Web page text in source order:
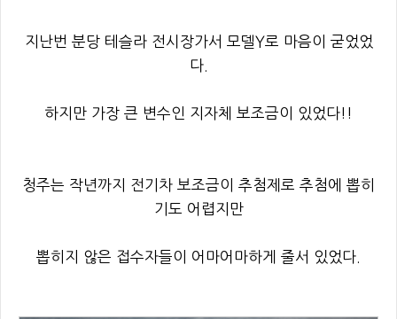
지난번 분당 테슬라 전시장가서 모델Y로 마음이 굳었었
다.
하지만 가장 큰 변수인 지자체 보조금이 있었다!!
청주는 작년까지 전기차 보조금이 추첨제로 추첨에 뽑히
기도 어렵지만
뽑히지 않은 접수자들이 어마어마하게 줄서 있었다.